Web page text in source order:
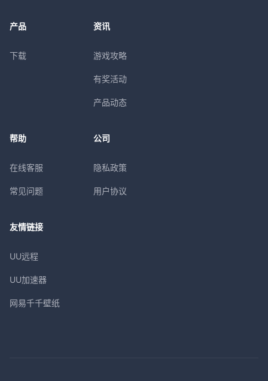
产品
下载
资讯
游戏攻略
有奖活动
产品动态
帮助
在线客服
常见问题
公司
隐私政策
用户协议
友情链接
UU远程
UU加速器
网易千千壁纸